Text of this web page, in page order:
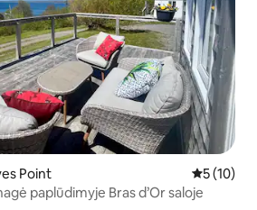
Point Vidutinis
5 (10)
paplūdimyje Bras d’Or saloje